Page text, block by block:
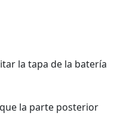
la tapa de la batería
la parte posterior